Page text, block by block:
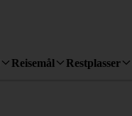
Reisemål Restplasser